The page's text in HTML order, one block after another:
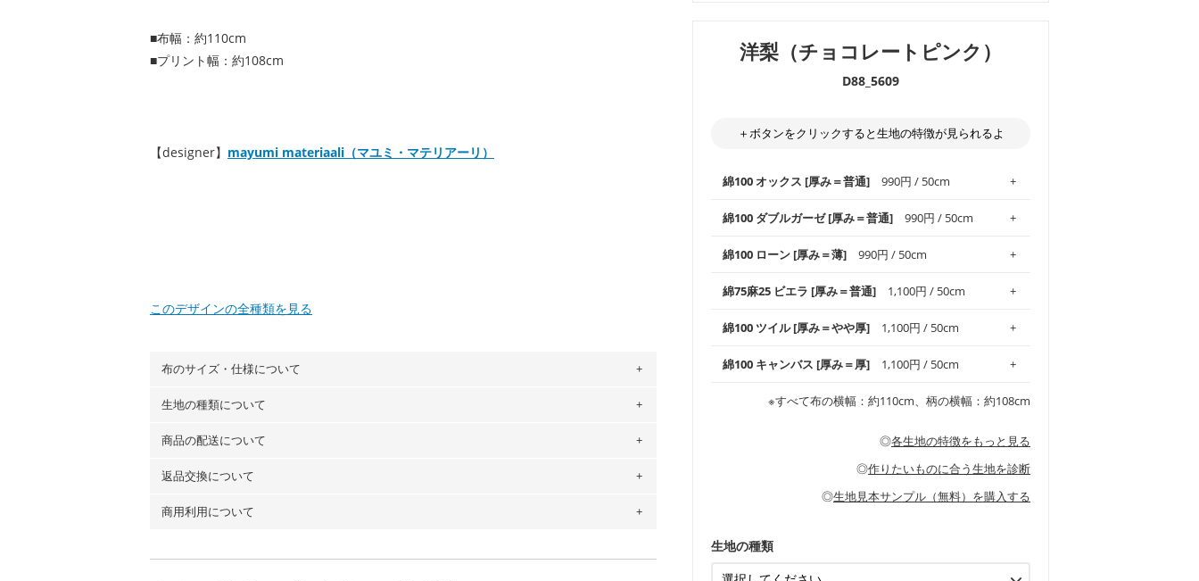
洋梨（チョコレートピンク）
D88_5609
＋ボタンをクリックすると生地の特徴が見られるよ
綿100 オックス [厚み＝普通] 990円 / 50cm
使いやすさNo.1！しなやかさと適度な張りを併せ持ち、
通気性の高さがオックス生地の特徴です。当サイトのオ
縫いやすいため、布小物全般にお使いいただけます。
※レッスンバッグ、上履き袋などの通園通学グッズには
などの布小物
・布団カバーなどの寝具、カーテン
・スカート、甚平などの子ども服
綿100 ダブルガーゼ [厚み＝普通] 990円 / 50cm
柔らかくふんわりとした肌触りが特徴です。ベビー用品
やハンカチなど直接肌に触れるアイテムに最適です。高
シーズンで活躍してくれます。
・スタイ、おくるみなどのベビーグッズ
・ブラウス、チュニック、ワンピースなどの洋服
綿100 ローン [厚み＝薄] 990円 / 50cm
上質で薄手の平織りの生地です。軽やかさとなめらかな
手触りの良さが魅力。透け感があるので、涼しげなトッ
・ブラウス、シャツ、チュニックなどのトップス
綿75麻25 ビエラ [厚み＝普通] 1,100円 / 50cm
コットン75％リネン25％の当店のビエラ生地は、オック
ス生地よりもふんわりとした柔らかい質感と適度な落ち
綿100 ツイル [厚み＝やや厚] 1,100円 / 50cm
綾織りの生地です。しっかりとした張りと厚みがありな
がらも柔らかいのが特徴です。生地の厚みは中厚手で
・レッスンバッグ、上履き袋などの通園通学グッズ
・カーテン、エプロン、テーブルクロスなどの暮らしの
・パンツ、タックスカートなどのボトムス
もっと詳しく見る
綿100 キャンバス [厚み＝厚] 1,100円 / 50cm
夫で高い耐久性があります。トートバッグ・ポーチ・ペ
ンケースなどの布小物、インテリア用品に向いていま
・インテリア用品
※すべて布の横幅：約110cm、柄の横幅：約108cm
◎各生地の特徴をもっと見る
◎作りたいものに合う生地を診断
◎生地見本サンプル（無料）を購入する
生地の種類
■布幅：約110cm
■プリント幅：約108cm
【designer】 mayumi materiaali（マユミ・マテリアーリ）
このデザインの全種類を見る
布のサイズ・仕様について
布の長さは50cm単位での販売になります。
生地の種類について
・現在、すべてのデザインのプリントに使用している生地は６種類です。素材は
ーン）・コットンリネン（ビエラ織）・100％コットン（ツイル）・100％コットン
（キャンバス・11号帆布）です。
◎ 各生地の詳細を見る
商品の配送について
・ネコポスでの配送は、布は2mまで型紙は2個までとなります（一部例外有り）それ
ります。
※万が一、検品時に不備が見つかった場合は、4～5営業日後の発送となる場合がござ
返品交換について
・布はご注文後に注文数量のみをプリントするため、
購入後の返品および交換は承る
ていた色味と違う、などの理由での返品は承れません。予めご了承ください。
商用利用について